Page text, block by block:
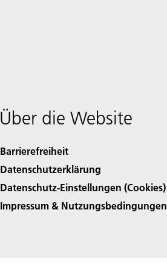
Über die Website
Barrierefreiheit
Datenschutzerklärung
Datenschutz-Einstellungen (Cookies)
Impressum & Nutzungsbedingungen